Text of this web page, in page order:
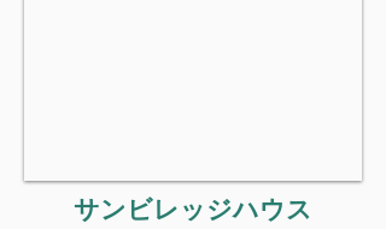
サンビレッジハウス